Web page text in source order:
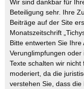
Wir sind dankbar für
Beteiligung sehr. Ihre
Beiträge auf der Site
Monatszeitschrift
Bitte entwerten Sie Ihre
Verunglimpfungen
Texte schalten wir
moderiert, da die
verstehen Sie, dass